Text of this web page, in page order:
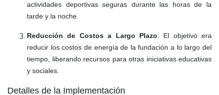
actividades deportivas seguras durante las horas de la
tarde y la noche.
Reducción de Costos a Largo Plazo: El objetivo era
reducir los costos de energía de la fundación a lo largo del
tiempo, liberando recursos para otras iniciativas educativas
y sociales.
Detalles de la Implementación